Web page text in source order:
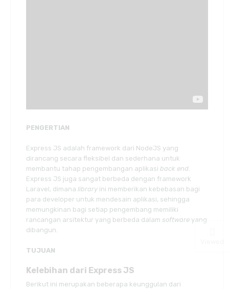
PENGERTIAN
Express JS adalah framework dari NodeJS yang
dirancang secara fleksibel dan sederhana untuk
membantu tahap pengembangan aplikasi back end
Express JS juga sangat berbeda dengan framework
Laravel, dimana library ini memberikan kebebasan bagi
para developer untuk mendesain aplikasi, sehingga
memungkinan bagi setiap pengembang memiliki
rancangan arsitektur yang berbeda dalam software yang
dibangun.
TUJUAN
Kelebihan dari Express JS
Berikut ini merupakan beberapa keunggulan dari